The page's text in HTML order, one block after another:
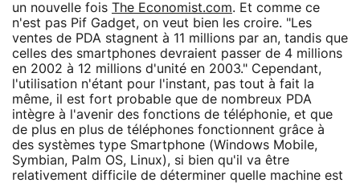
un nouvelle fois The Economist.com. Et comme ce
n'est pas Pif Gadget, on veut bien les croire. "Les
ventes de PDA stagnent à 11 millions par an, tandis que
celles des smartphones devraient passer de 4 millions
en 2002 à 12 millions d'unité en 2003." Cependant,
l'utilisation n'étant pour l'instant, pas tout à fait la
même, il est fort probable que de nombreux PDA
intègre à l'avenir des fonctions de téléphonie, et que
de plus en plus de téléphones fonctionnent grâce à
des systèmes type Smartphone (Windows Mobile,
Symbian, Palm OS, Linux), si bien qu'il va être
relativement difficile de déterminer quelle machine est